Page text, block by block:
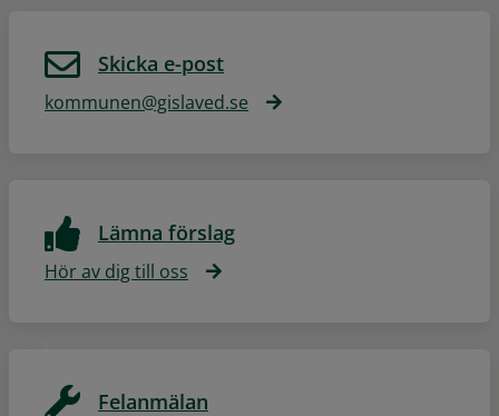
Skicka e-post
kommunen@gislaved.se
Lämna förslag
Hör av dig till oss
Felanmälan